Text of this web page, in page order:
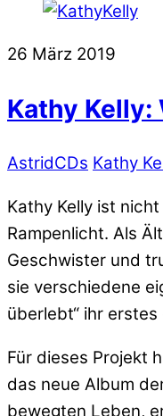
26 März 2019
Kathy
AstridCDs Kathy
Kathy Kelly ist
Rampenlicht. Als
Geschwister und
sie verschiedene
überlebt“ ihr
Für dieses Projekt
das neue Album
bewegten Leben,